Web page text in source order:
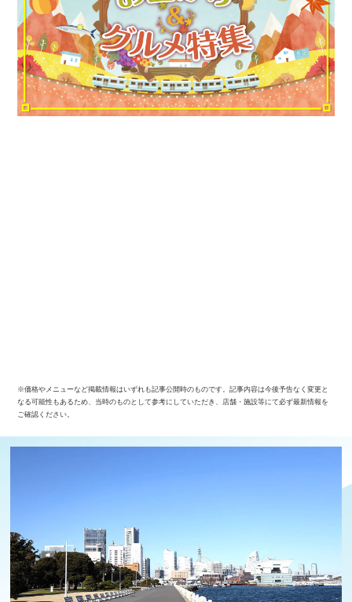
※価格やメニューなど掲載情報はいずれも記事公開時のものです。記事内容は今後予告なく変更と
なる可能性もあるため、当時のものとして参考にしていただき、店舗・施設等にて必ず最新情報を
ご確認ください。